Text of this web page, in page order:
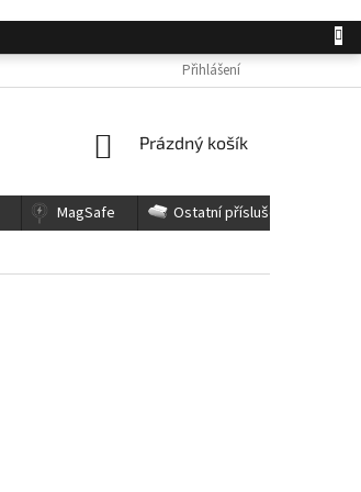
KONTAKTY
Přihlášení
NÁKUPNÍ
Prázdný košík
MagSafe
Ostatní příslušenství